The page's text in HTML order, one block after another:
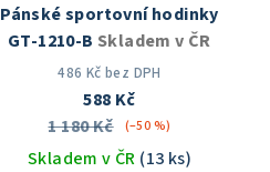
Pánské sportovní hodinky
GT-1210-B Skladem v ČR
486 Kč bez DPH
588 Kč
1 180 Kč
(–50 %)
Skladem v ČR (13 ks)